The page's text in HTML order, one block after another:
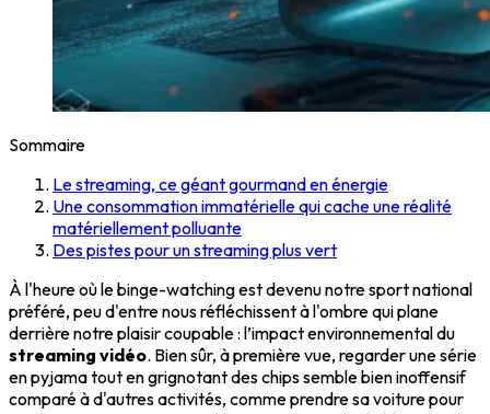
Sommaire
Le streaming, ce géant gourmand en énergie
Une consommation immatérielle qui cache une réalité
matériellement polluante
Des pistes pour un streaming plus vert
À l'heure où le binge-watching est devenu notre sport national
préféré, peu d'entre nous réfléchissent à l'ombre qui plane
derrière notre plaisir coupable : l’impact environnemental du
streaming vidéo. Bien sûr, à première vue, regarder une série
en pyjama tout en grignotant des chips semble bien inoffensif
comparé à d'autres activités, comme prendre sa voiture pour